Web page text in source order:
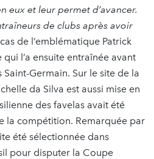
eux et leur permet d’avancer.
de clubs après avoir
cas de l’emblématique Patrick
l’a ensuite entraînée avant
Saint-Germain. Sur le site de la
da Silva est aussi mise en
des favelas avait été
la compétition. Remarquée par
été sélectionnée dans
pour disputer la Coupe